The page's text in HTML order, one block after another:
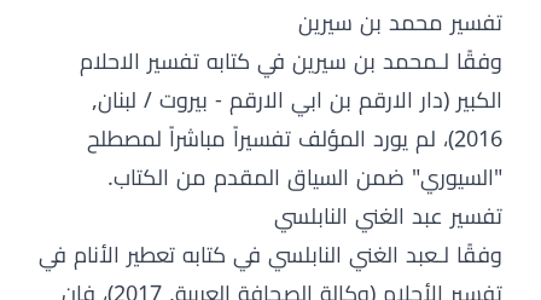
تفسير محمد بن سيرين
وفقًا لـمحمد بن سيرين في كتابه تفسير الاحلام
الكبير (دار الارقم بن ابي الارقم - بيروت / لبنان,
2016)، لم يورد المؤلف تفسيراً مباشراً لمصطلح
"السيوري" ضمن السياق المقدم من الكتاب.
تفسير عبد الغني النابلسي
وفقًا لـعبد الغني النابلسي في كتابه تعطير الأنام في